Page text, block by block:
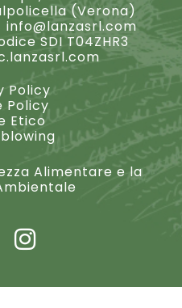
(Verona)
info@lanzasrl.com
SDI T04ZHR3
Policy
Policy
Etico
Alimentare e la